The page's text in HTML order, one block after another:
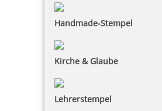
Handmade-Stempel
Kirche & Glaube
Lehrerstempel